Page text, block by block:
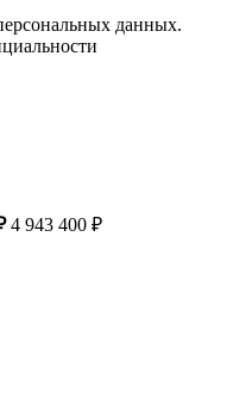
данных.
4 943 400 ₽